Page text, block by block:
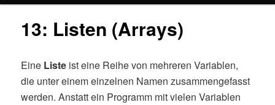
13: Listen (Arrays)
Eine Liste ist eine Reihe von mehreren Variablen,
die unter einem einzelnen Namen zusammengefasst
werden. Anstatt ein Programm mit vielen Variablen